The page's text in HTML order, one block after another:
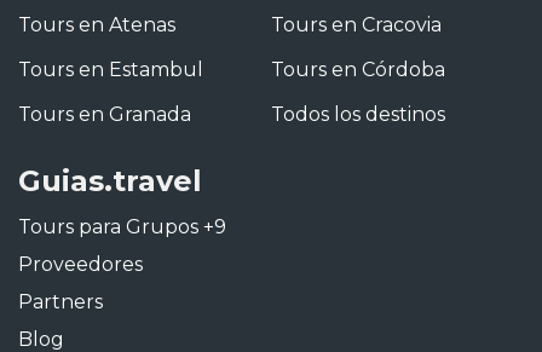
Tours en Atenas
Tours en Estambul
Tours en Granada
Tours en Cracovia
Tours en Córdoba
Todos los destinos
Guias.travel
Tours para Grupos +9
Proveedores
Partners
Blog